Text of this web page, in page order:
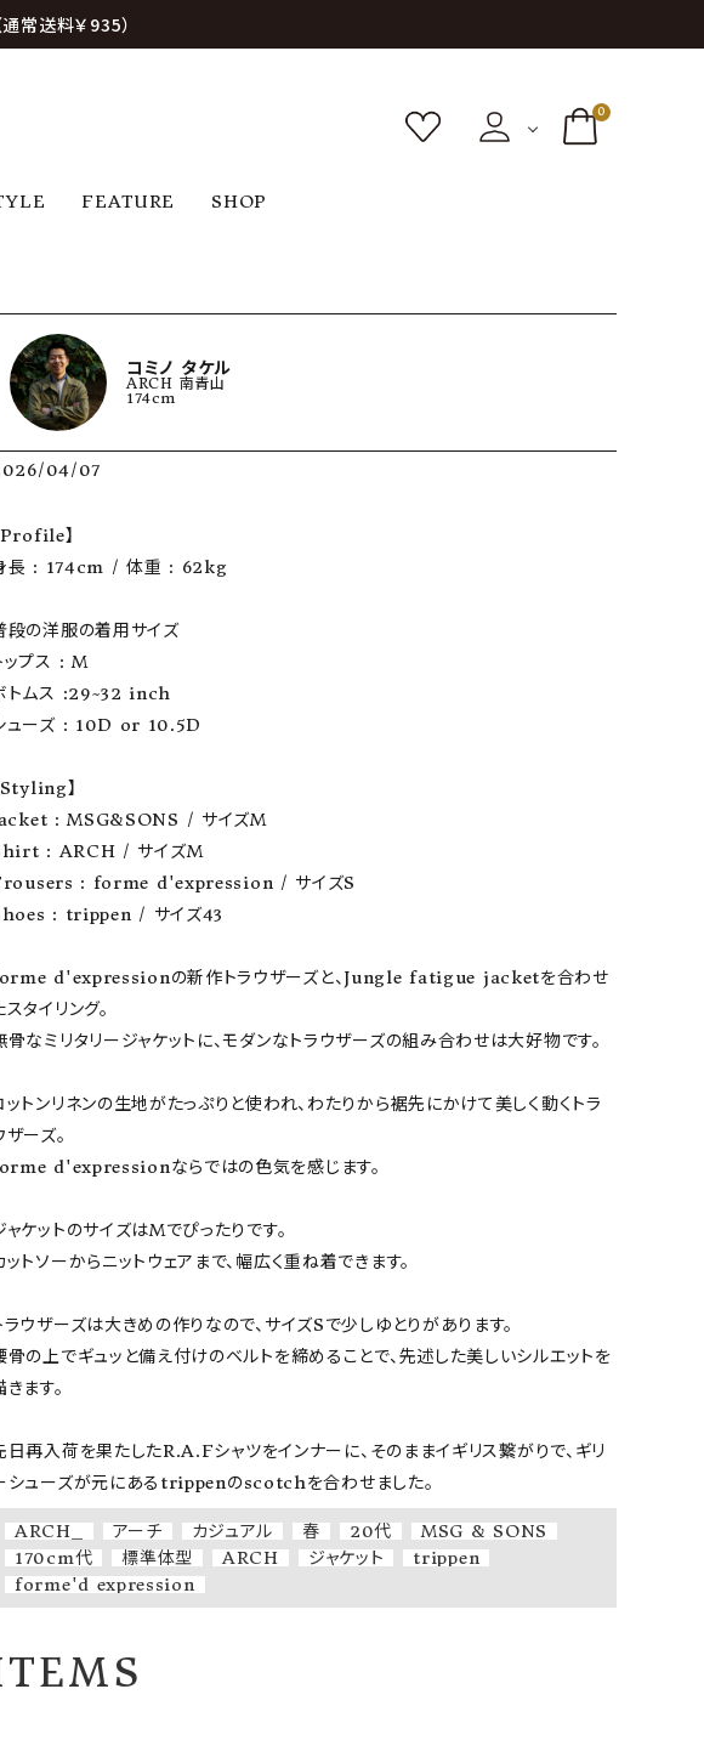
常送料￥935）
0
N
ドクラフツ
ファッション雑貨 ヴィンテージ
FEATURE SHOP
コミノ タケル
ARCH 南青山
174cm
04/07
Profile】
長 : 174cm / 体重 : 62kg
段の洋服の着用サイズ
ップス : M
トムス :29~32 inch
ューズ : 10D or 10.5D
Styling】
: MSG&SONS / サイズM
: ARCH / サイズM
: forme d'expression / サイズS
: trippen / サイズ43
d'expressionの新作トラウザーズと、Jungle fatigue jacketを合わせ
スタイリング。
骨なミリタリージャケットに、モダンなトラウザーズの組み合わせは大好物です。
ットンリネンの生地がたっぷりと使われ、わたりから裾先にかけて美しく動くトラ
ザーズ。
d'expressionならではの色気を感じます。
ャケットのサイズはMでぴったりです。
ットソーからニットウェアまで、幅広く重ね着できます。
ラウザーズは大きめの作りなので、サイズSで少しゆとりがあります。
骨の上でギュッと備え付けのベルトを締めることで、先述した美しいシルエットを
きます。
日再入荷を果たしたR.A.Fシャツをインナーに、そのままイギリス繋がりで、ギリ
シューズが元にあるtrippenのscotchを合わせました。
ARCH_ アーチ カジュアル 春 20代
MSG & SONS
170cm代
標準体型 ARCH ジャケット
trippen
forme'd expression